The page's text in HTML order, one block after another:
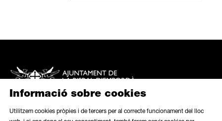
Informació sobre cookies
Utilitzem cookies pròpies i de tercers per al correcte funcionament del lloc